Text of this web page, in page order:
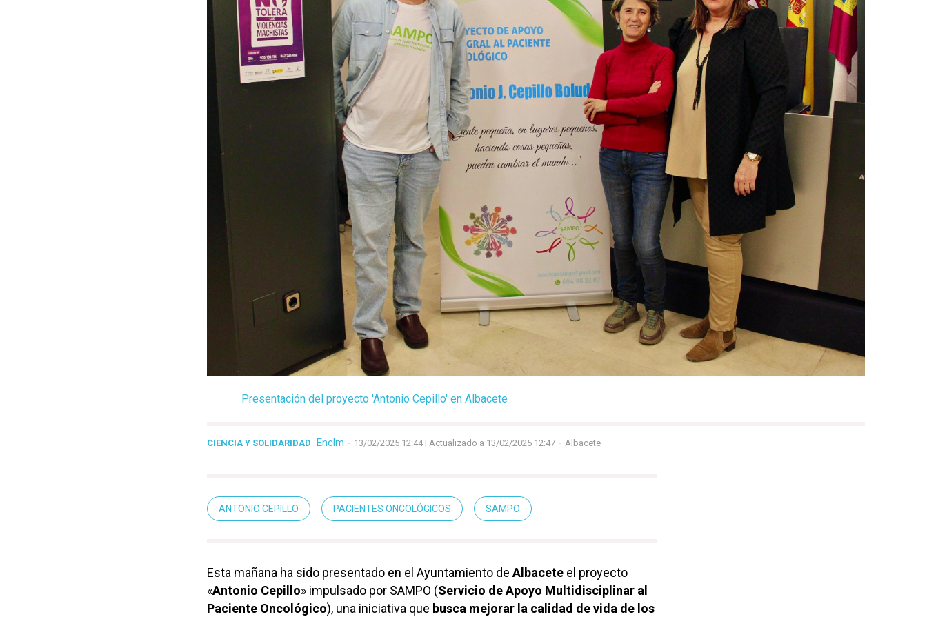
Presentación del proyecto 'Antonio Cepillo' en Albacete
CIENCIA Y SOLIDARIDAD Enclm - 13/02/2025 12:44| Actualizado a 13/02/2025 12:47 - Albacete
ANTONIO CEPILLO PACIENTES ONCOLÓGICOS SAMPO
Esta mañana ha sido presentado en el Ayuntamiento de Albacete el proyecto
«Antonio Cepillo» impulsado por SAMPO (Servicio de Apoyo Multidisciplinar al
Paciente Oncológico), una iniciativa que busca mejorar la calidad de vida de los